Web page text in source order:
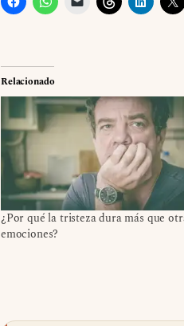
Relacionado
¿Por qué la tristeza dura más que
emociones?